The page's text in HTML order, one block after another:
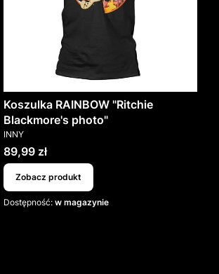
Koszulka RAINBOW "Ritchie
Blackmore's photo"
PRODUCENT
INNY
Cena
89,99 zł
Zobacz produkt
Dostępność: w magazynie